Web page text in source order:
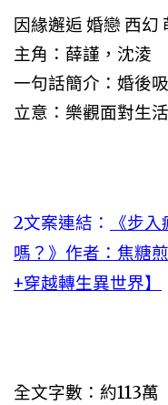
因緣邂逅 婚戀 西幻
主角：薛謹，沈淩
一句話簡介：婚後
立意：樂觀面對生
2文案連結：
《步
嗎？》作者：焦糖
+穿越轉生異世界】
全文字數：約113萬